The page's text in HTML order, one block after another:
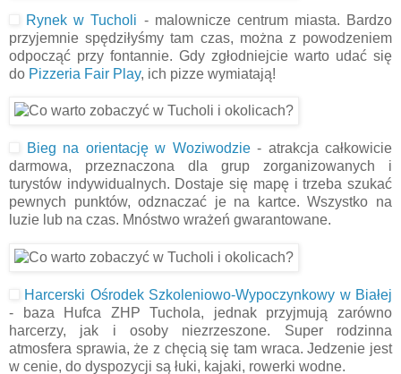
Rynek w Tucholi - malownicze centrum miasta. Bardzo
przyjemnie spędziłyśmy tam czas, można z powodzeniem
odpocząć przy fontannie. Gdy zgłodniejcie warto udać się
do Pizzeria Fair Play, ich pizze wymiatają!
Bieg na orientację w Woziwodzie- atrakcja całkowicie
darmowa, przeznaczona dla grup zorganizowanych i
turystów indywidualnych. Dostaje się mapę i trzeba szukać
pewnych punktów, odznaczać je na kartce. Wszystko na
luzie lub na czas. Mnóstwo wrażeń gwarantowane.
Harcerski Ośrodek Szkoleniowo-Wypoczynkowy w Białej
- baza Hufca ZHP Tuchola, jednak przyjmują zarówno
harcerzy, jak i osoby niezrzeszone. Super rodzinna
atmosfera sprawia, że z chęcią się tam wraca. Jedzenie jest
w cenie, do dyspozycji są łuki, kajaki, rowerki wodne.